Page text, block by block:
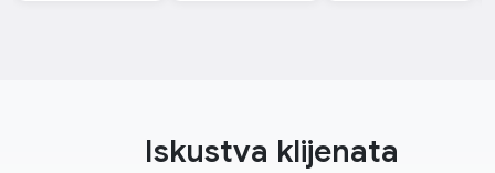
Iskustva klijenata